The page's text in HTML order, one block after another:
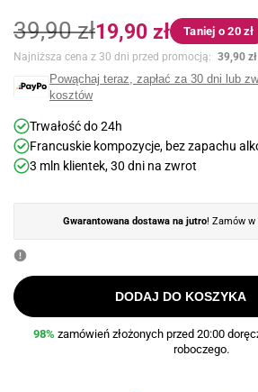
Cena
regularna
39,90 złCena
promocyjna
19,90 zł Taniej o 20 zł
Najniższa cena z 30 dni przed promocją: 39,90 zł
Powąchaj teraz, zapłać za 30 dni lub
kosztów
Trwałość do 24h
Francuskie kompozycje, bez zapachu
3 mln klientek, 30 dni na zwrot
Gwarantowana dostawa na jutro! Zamów w
DODAJ DO KOSZYKA
98% zamówień złożonych przed 20:00
roboczego.